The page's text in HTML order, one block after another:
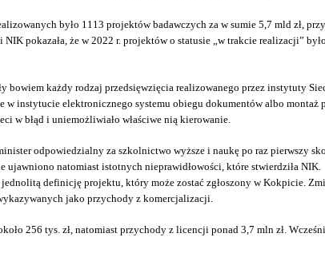
było 1113 projektów badawczych za w sumie 5,7 mld zł,
pokazała, że w 2022 r. projektów o statusie „w trakcie realizacji”
każdy rodzaj przedsięwzięcia realizowanego przez instytuty
instytucie elektronicznego systemu obiegu dokumentów albo
w błąd i uniemożliwiało właściwe nią kierowanie.
odpowiedzialny za szkolnictwo wyższe i naukę po raz pierwszy
natomiast istotnych nieprawidłowości, które stwierdziła NIK.
definicję projektu, który może zostać zgłoszony w Kokpicie.
jako przychody z komercjalizacji.
256 tys. zł, natomiast przychody z licencji ponad 3,7 mln zł.